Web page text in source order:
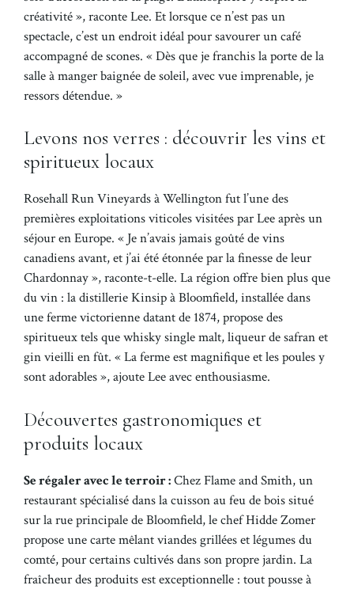
créativité », raconte Lee. Et lorsque ce n’est pas un
spectacle, c’est un endroit idéal pour savourer un café
accompagné de scones. « Dès que je franchis la porte de la
salle à manger baignée de soleil, avec vue imprenable, je
ressors détendue. »
Levons nos verres : découvrir les vins et
spiritueux locaux
Rosehall Run Vineyards à Wellington fut l’une des
premières exploitations viticoles visitées par Lee après un
séjour en Europe. « Je n’avais jamais goûté de vins
canadiens avant, et j’ai été étonnée par la finesse de leur
Chardonnay », raconte-t-elle. La région offre bien plus que
du vin : la distillerie Kinsip à Bloomfield, installée dans
une ferme victorienne datant de 1874, propose des
spiritueux tels que whisky single malt, liqueur de safran et
gin vieilli en fût. « La ferme est magnifique et les poules y
sont adorables », ajoute Lee avec enthousiasme.
Découvertes gastronomiques et
produits locaux
Se régaler avec le terroir :Chez Flame and Smith, un
restaurant spécialisé dans la cuisson au feu de bois situé
sur la rue principale de Bloomfield, le chef Hidde Zomer
propose une carte mêlant viandes grillées et légumes du
comté, pour certains cultivés dans son propre jardin. La
fraîcheur des produits est exceptionnelle : tout pousse à